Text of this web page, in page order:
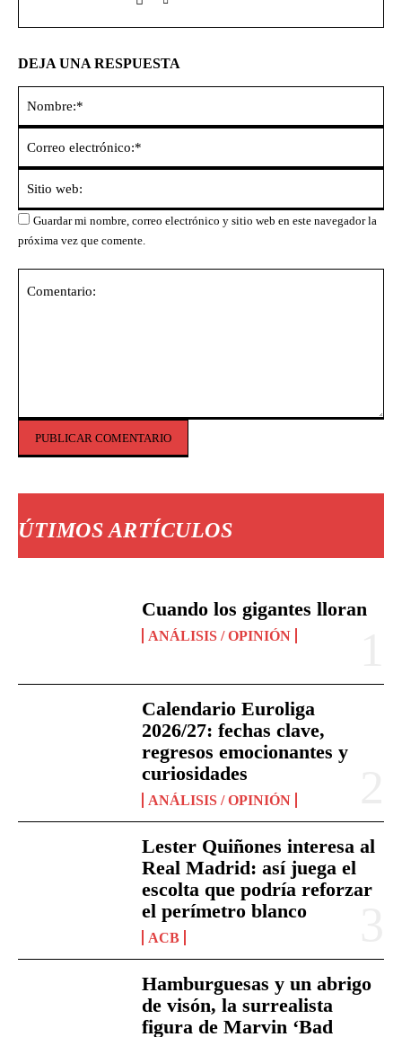
ÚTIMOS ARTÍCULOS
Cuando los gigantes lloran
ANÁLISIS / OPINIÓN
Calendario Euroliga
2026/27: fechas clave,
regresos emocionantes y
curiosidades
ANÁLISIS / OPINIÓN
Lester Quiñones interesa al
Real Madrid: así juega el
escolta que podría reforzar
el perímetro blanco
ACB
Hamburguesas y un abrigo
de visón, la surrealista
figura de Marvin ‘Bad
DEJA UNA RESPUESTA
Guardar mi nombre, correo electrónico y sitio web en este navegador la
próxima vez que comente.